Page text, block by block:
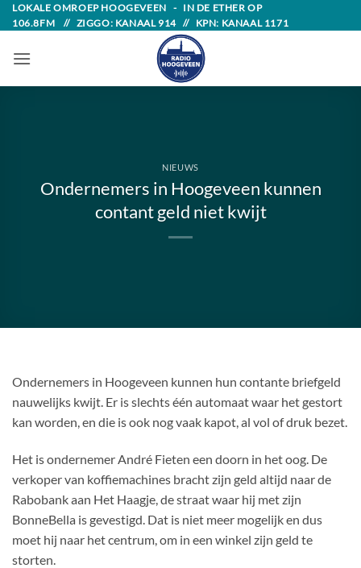
Skip
to
content
LOKALE OMROEP HOOGEVEEN - IN DE ETHER OP
106.8FM // ZIGGO: KANAAL 914 // KPN: KANAAL 1171
NIEUWS
Ondernemers in Hoogeveen kunnen
contant geld niet kwijt
Ondernemers in Hoogeveen kunnen hun contante briefgeld
nauwelijks kwijt. Er is slechts één automaat waar het gestort
kan worden, en die is ook nog vaak kapot, al vol of druk bezet.
Het is ondernemer André Fieten een doorn in het oog. De
verkoper van koffiemachines bracht zijn geld altijd naar de
Rabobank aan Het Haagje, de straat waar hij met zijn
BonneBella is gevestigd. Dat is niet meer mogelijk en dus
moet hij naar het centrum, om in een winkel zijn geld te
storten.